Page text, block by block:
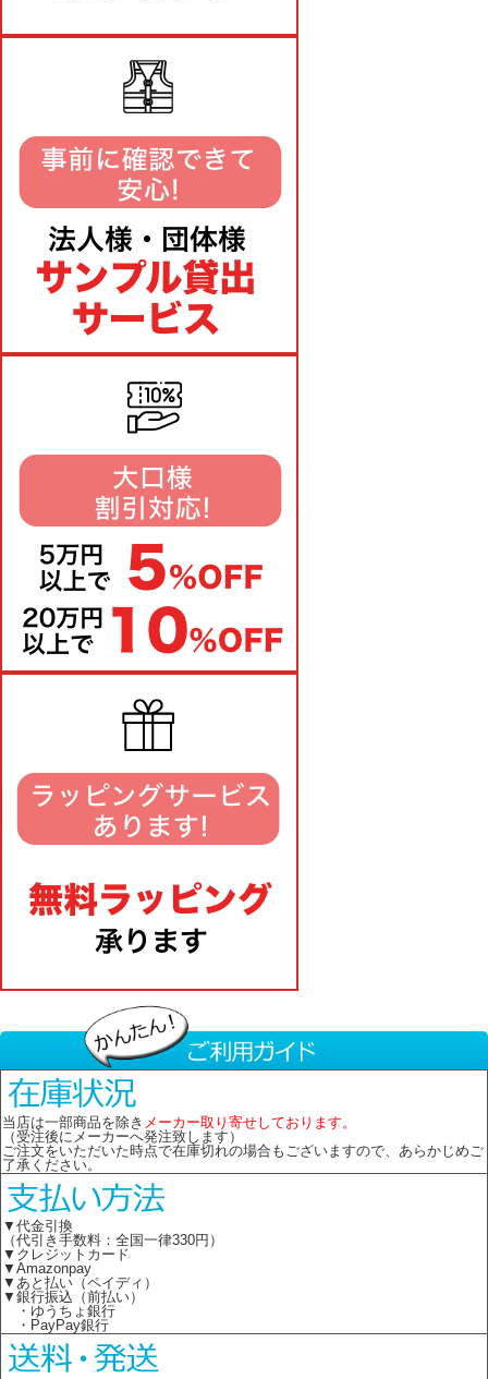
当店は一部商品を除き メーカー取り寄せしております。
（受注後にメーカーへ発注致します）
ご注文をいただいた時点で在庫切れの場合もございますので、あらかじめご
了承ください。
▼代金引換
（代引き手数料：全国一律330円）
▼クレジットカード
▼Amazonpay
▼あと払い（ペイディ）
▼銀行振込（前払い）
・ゆうちょ銀行
・PayPay銀行